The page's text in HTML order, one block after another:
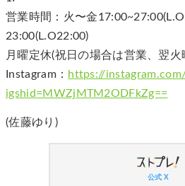
営業時間：火〜金
23:00(L.O22:00)
月曜定休(祝日の場合は営業、翌火
Instagram： https://
igshid=MWZjMTM2ODFkZg==
(佐藤ゆり)
公式 X